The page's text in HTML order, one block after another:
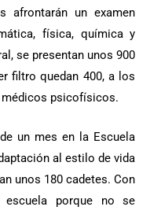
afrontarán un examen
física, química y
se presentan unos 900
filtro quedan 400, a los
médicos psicofísicos.
un mes en la Escuela
al estilo de vida
unos 180 cadetes. Con
porque no se